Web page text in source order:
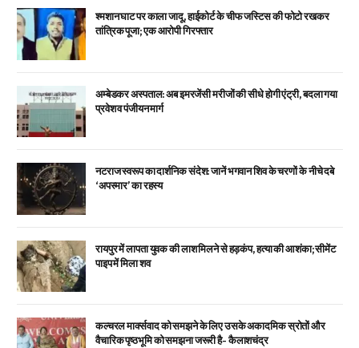
श्मशान घाट पर काला जादू, हाईकोर्ट के चीफ जस्टिस की फोटो रखकर
तांत्रिक पूजा; एक आरोपी गिरफ्तार
अम्बेडकर अस्पताल: अब इमरजेंसी मरीजों की सीधे होगी एंट्री, बदला गया
प्रवेश व पंजीयन मार्ग
नटराज स्वरूप का दार्शनिक संदेश: जानें भगवान शिव के चरणों के नीचे दबे
‘अपस्मार’ का रहस्य
रायपुर में लापता युवक की लाश मिलने से हड़कंप, हत्या की आशंका; सीमेंट
पाइप में मिला शव
कल्चरल मार्क्सवाद को समझने के लिए उसके अकादमिक स्रोतों और
वैचारिक पृष्ठभूमि को समझना जरूरी है- कैलाशचंद्र